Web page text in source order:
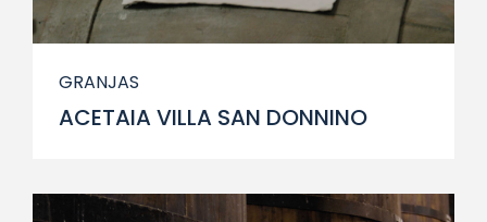
GRANJAS
ACETAIA VILLA SAN DONNINO